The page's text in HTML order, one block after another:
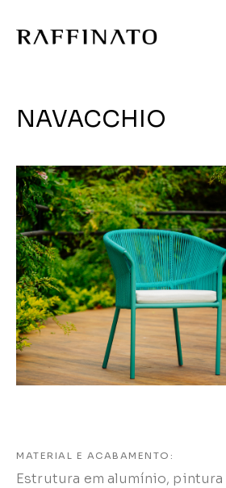
NAVACCHIO
MATERIAL E ACABAMENTO:
Estrutura em alumínio,